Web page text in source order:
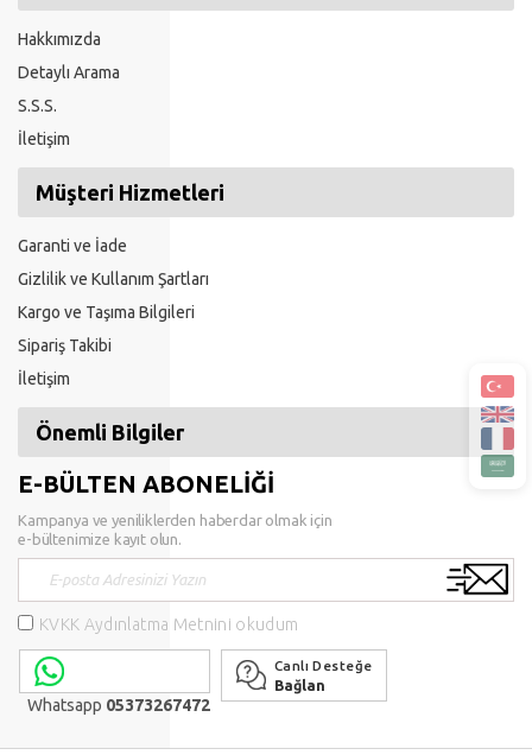
Hakkımızda
Detaylı Arama
S.S.S.
İletişim
Müşteri Hizmetleri
Garanti ve İade
Gizlilik ve Kullanım Şartları
Kargo ve Taşıma Bilgileri
Sipariş Takibi
İletişim
Önemli Bilgiler
E-BÜLTEN ABONELİĞİ
Kampanya ve yeniliklerden haberdar olmak için
e-bültenimize kayıt olun.
KVKK Aydınlatma Metnini okudum
Whatsapp 05373267472
Canlı Desteğe
Bağlan